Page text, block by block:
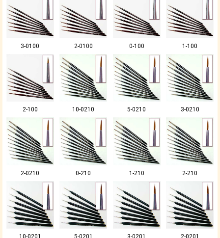
3-0100 2-0100 0-100 1-100
2-100 10-0210 5-0210 3-0210
2-0210 0-210 1-210 2-210
10-0201 5-0201 3-0201 2-0201